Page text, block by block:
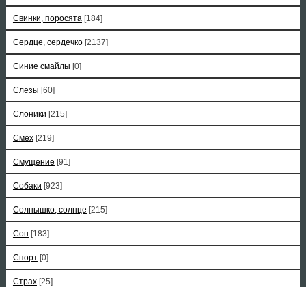
Свинки, поросята [184]
Сердце, сердечко [2137]
Синие смайлы [0]
Слезы [60]
Слоники [215]
Смех [219]
Смущение [91]
Собаки [923]
Солнышко, солнце [215]
Сон [183]
Спорт [0]
Страх [25]